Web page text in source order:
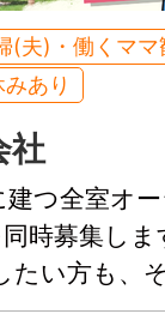
(夫)・働くママ
あり
社
つ全室オ
時募集し
たい方も、
ご用意しま